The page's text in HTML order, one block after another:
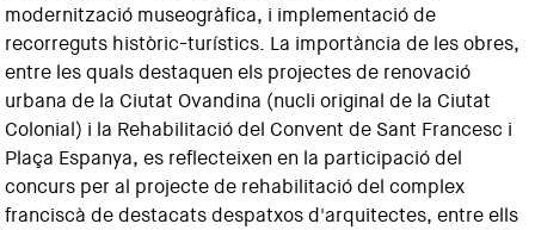
modernització museogràfica, i implementació de
recorreguts històric-turístics. La importància de les obres,
entre les quals destaquen els projectes de renovació
urbana de la Ciutat Ovandina (nucli original de la Ciutat
Colonial) i la Rehabilitació del Convent de Sant Francesc i
Plaça Espanya, es reflecteixen en la participació del
concurs per al projecte de rehabilitació del complex
franciscà de destacats despatxos d'arquitectes, entre ells